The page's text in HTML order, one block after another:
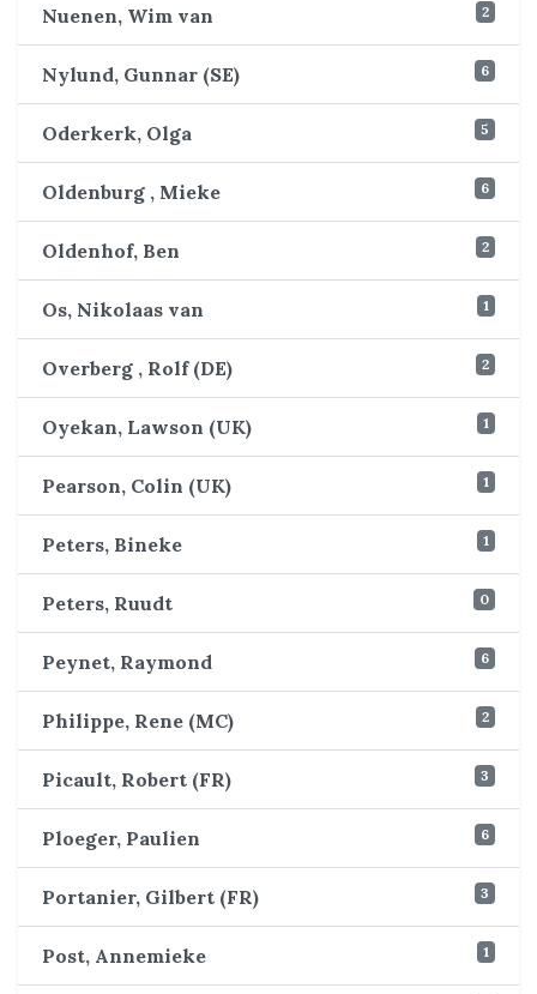
Nuenen, Wim van 2
Nylund, Gunnar (SE) 6
Oderkerk, Olga 5
Oldenburg , Mieke 6
Oldenhof, Ben 2
Os, Nikolaas van 1
Overberg , Rolf (DE) 2
Oyekan, Lawson (UK) 1
Pearson, Colin (UK) 1
Peters, Bineke 1
Peters, Ruudt 0
Peynet, Raymond 6
Philippe, Rene (MC) 2
Picault, Robert (FR) 3
Ploeger, Paulien 6
Portanier, Gilbert (FR) 3
Post, Annemieke 1